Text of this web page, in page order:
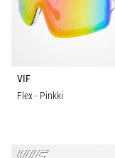
artikkelit
VIF
Flex- Pinkki